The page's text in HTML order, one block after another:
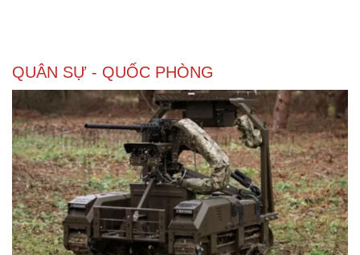
Doanh nghiệp
Thông tin doanh nghiệp
Doanh nghiệp 24h
Doanh nhân
Vì cộng đồng
Công nghệ
Sành điệu
Tin Công nghệ
Trải nghiệm
Chuyển đổi số
QUÂN SỰ - QUỐC PHÒNG